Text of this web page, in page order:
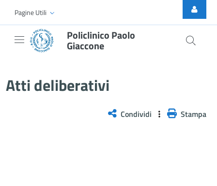
Skip to Main Content
Pagine Utili
Policlinico Paolo
Giaccone
Atti deliberativi
Condividi Stampa